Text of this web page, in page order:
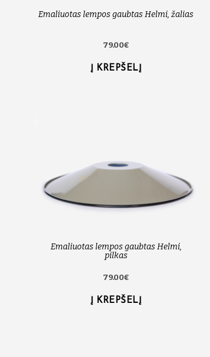
Emaliuotas lempos gaubtas Helmi, žalias
79.00€
Į KREPŠELĮ
Emaliuotas lempos gaubtas Helmi,
pilkas
79.00€
Į KREPŠELĮ